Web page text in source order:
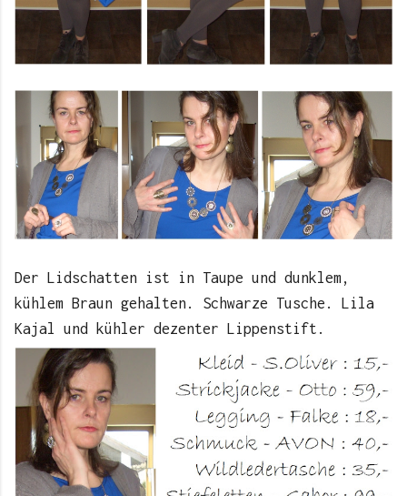
Der Lidschatten ist in Taupe und dunklem,
kühlem Braun gehalten. Schwarze Tusche. Lila
Kajal und kühler dezenter Lippenstift.